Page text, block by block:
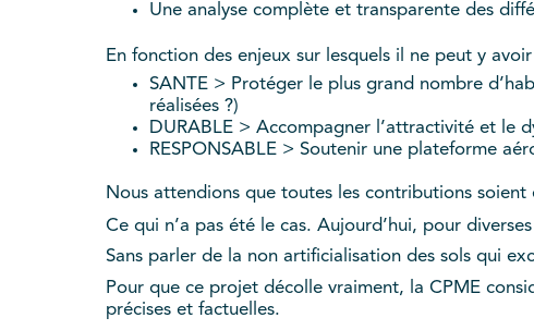
Une analyse complète et transparente des
En fonction des enjeux sur lesquels il ne peut y
SANTE > Protéger le plus grand nombre
réalisées ?)
DURABLE > Accompagner l’attractivité et le
RESPONSABLE > Soutenir une plateforme
Nous attendions que toutes les contributions
Ce qui n’a pas été le cas. Aujourd’hui, pour
Sans parler de la non artificialisation des sols qui
Pour que ce projet décolle vraiment, la CPME
précises et factuelles.